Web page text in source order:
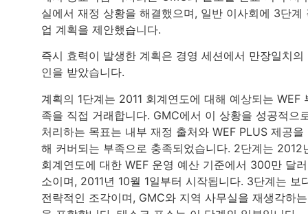
실에서 재정 상황을 해결했으며, 일반 이사회에 3단계
업 계획을 제안했습니다.
즉시 효력이 발생한 계획은 경영 세션에서 만장일치의
인을 받았습니다.
계획의 1단계는 2011 회계연도에 대해 예상되는 WEF
족을 직접 거래합니다. GMC에서 이 상황을 성공적으
처리하는 목표는 내부 재정 출처와 WEF PLUS 제공을
해 커버되는 부족으로 충족되었습니다. 2단계는 2012
회계연도에 대한 WEF 운영 예산 기준에서 300만 달
소이며, 2011년 10월 1일부터 시작됩니다. 3단계는 보
전략적인 조각이며, GMC와 지역 사무실을 재생각하